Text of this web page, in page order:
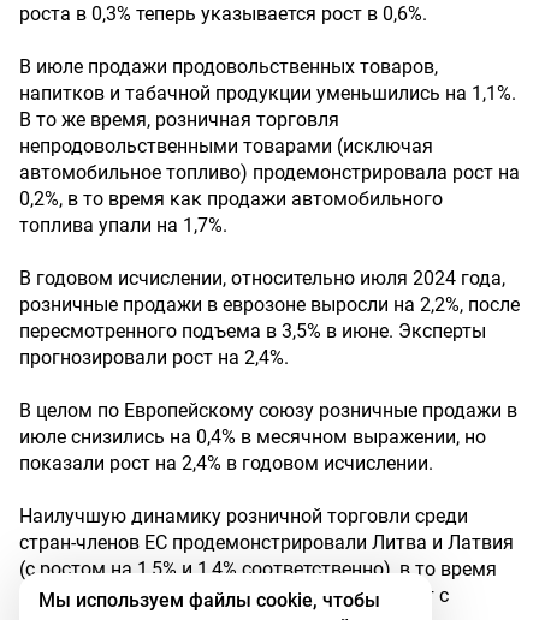
роста в 0,3% теперь указывается рост в 0,6%.
В июле продажи продовольственных товаров,
напитков и табачной продукции уменьшились на 1,1%.
В то же время, розничная торговля
непродовольственными товарами (исключая
автомобильное топливо) продемонстрировала рост на
0,2%, в то время как продажи автомобильного
топлива упали на 1,7%.
В годовом исчислении, относительно июля 2024 года,
розничные продажи в еврозоне выросли на 2,2%, после
пересмотренного подъема в 3,5% в июне. Эксперты
прогнозировали рост на 2,4%.
В целом по Европейскому союзу розничные продажи в
июле снизились на 0,4% в месячном выражении, но
показали рост на 2,4% в годовом исчислении.
Наилучшую динамику розничной торговли среди
стран-членов ЕС продемонстрировали Литва и Латвия
(с ростом на 1,5% и 1,4% соответственно), в то время
как Хорватия показала наихудший результат с
Мы используем файлы cookie, чтобы